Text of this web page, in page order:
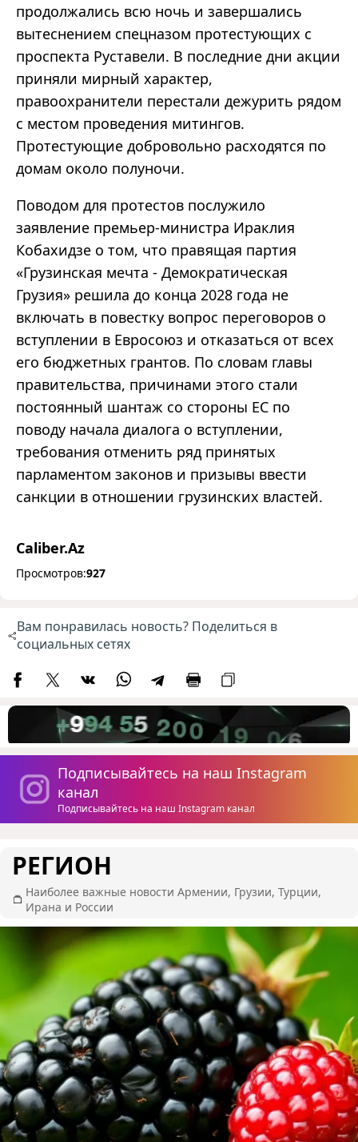
продолжались всю ночь и завершались
вытеснением спецназом протестующих с
проспекта Руставели. В последние дни акции
приняли мирный характер,
правоохранители перестали дежурить рядом
с местом проведения митингов.
Протестующие добровольно расходятся по
домам около полуночи.
Поводом для протестов послужило
заявление премьер-министра Ираклия
Кобахидзе о том, что правящая партия
«Грузинская мечта - Демократическая
Грузия» решила до конца 2028 года не
включать в повестку вопрос переговоров о
вступлении в Евросоюз и отказаться от всех
его бюджетных грантов. По словам главы
правительства, причинами этого стали
постоянный шантаж со стороны ЕС по
поводу начала диалога о вступлении,
требования отменить ряд принятых
парламентом законов и призывы ввести
санкции в отношении грузинских властей.
Caliber.Az
Просмотров:927
Вам понравилась новость? Поделиться в
социальных сетях
Подписывайтесь на наш Instagram
канал
Подписывайтесь на наш Instagram канал
РЕГИОН
Наиболее важные новости Армении, Грузии, Турции,
Ирана и России